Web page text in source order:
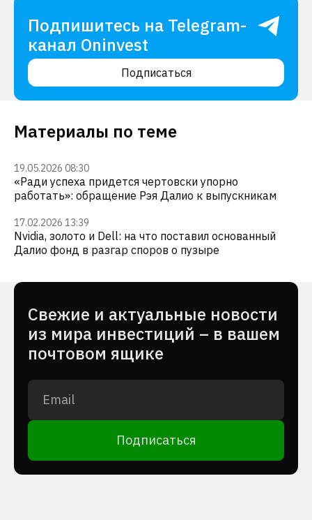
Подпишитесь на Telegram-
канал Oninvest
Подписаться
Материалы по теме
19.05.2026 08:30
«Ради успеха придется чертовски упорно
работать»: обращение Рэя Далио к выпускникам
17.02.2026 13:39
Nvidia, золото и Dell: на что поставил основанный
Далио фонд в разгар споров о пузыре
Cвежие и актуальные новости
из мира инвестиций – в вашем
почтовом ящике
Подписаться